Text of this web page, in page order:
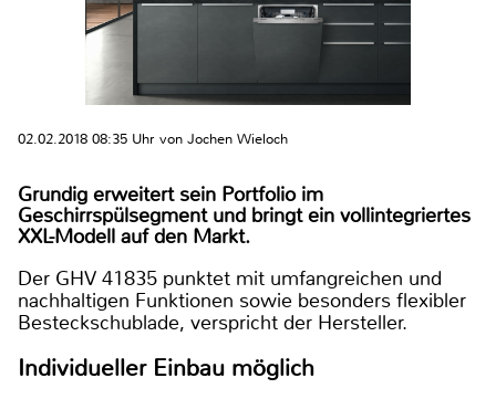
02.02.2018 08:35 Uhr von Jochen Wieloch
Grundig erweitert sein Portfolio im
Geschirrspülsegment und bringt ein vollintegriertes
XXL-Modell auf den Markt.
Der GHV 41835 punktet mit umfangreichen und
nachhaltigen Funktionen sowie besonders flexibler
Besteckschublade, verspricht der Hersteller.
Individueller Einbau möglich